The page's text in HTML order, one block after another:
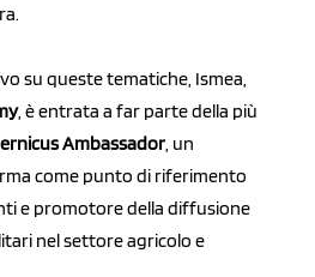
su queste tematiche, Ismea,
, è entrata a far parte della più
Ambassador, un
come punto di riferimento
e promotore della diffusione
nel settore agricolo e